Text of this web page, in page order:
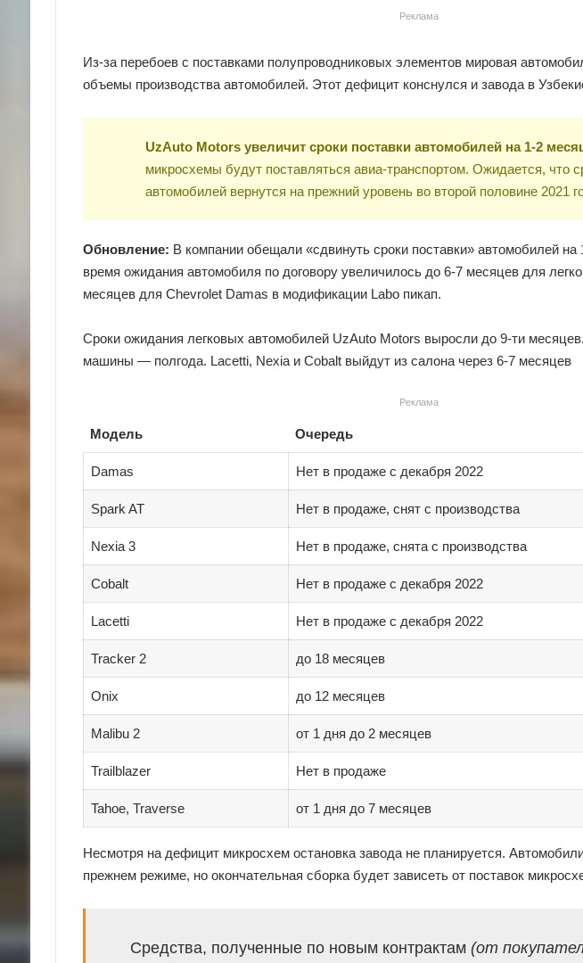
Реклама
Из-за перебоев с поставками полупроводниковых элементов мировая
объемы производства автомобилей. Этот дефицит конснулся и завода в
UzAuto Motors увеличит сроки поставки автомобилей на 1-2
микросхемы будут поставляться авиа-транспортом. Ожидается, что
автомобилей вернутся на прежний уровень во второй половине 2021
Обновление: В компании обещали «сдвинуть сроки поставки» автомобилей
время ожидания автомобиля по договору увеличилось до 6-7 месяцев для
месяцев для Chevrolet Damas в модификации Labo пикап.
Сроки ожидания легковых автомобилей UzAuto Motors выросли до 9-ти
машины — полгода. Lacetti, Nexia и Cobalt выйдут из салона через 6-7 месяцев
Реклама
Модель Очередь
Damas Нет в продаже с декабря 2022
Spark AT Нет в продаже, снят с производства
Nexia 3 Нет в продаже, снята с производства
Cobalt Нет в продаже с декабря 2022
Lacetti Нет в продаже с декабря 2022
Tracker 2 до 18 месяцев
Onix до 12 месяцев
Malibu 2 от 1 дня до 2 месяцев
Trailblazer Нет в продаже
Tahoe, Traverse от 1 дня до 7 месяцев
Несмотря на дефицит микросхем остановка завода не планируется.
прежнем режиме, но окончательная сборка будет зависеть от поставок
Средства, полученные по новым контрактам (от